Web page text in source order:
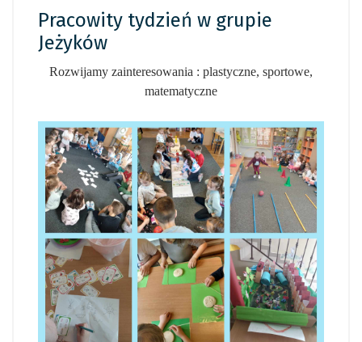
Pracowity tydzień w grupie
Jeżyków
Rozwijamy zainteresowania : plastyczne, sportowe,
matematyczne